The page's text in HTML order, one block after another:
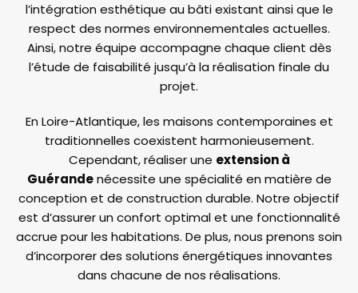
l’intégration esthétique au bâti existant ainsi que le
respect des normes environnementales actuelles.
Ainsi, notre équipe accompagne chaque client dès
l’étude de faisabilité jusqu’à la réalisation finale du
projet.
En Loire-Atlantique, les maisons contemporaines et
traditionnelles coexistent harmonieusement.
Cependant, réaliser une extension à
Guérandenécessite une spécialité en matière de
conception et de construction durable. Notre objectif
est d’assurer un confort optimal et une fonctionnalité
accrue pour les habitations. De plus, nous prenons soin
d’incorporer des solutions énergétiques innovantes
dans chacune de nos réalisations.